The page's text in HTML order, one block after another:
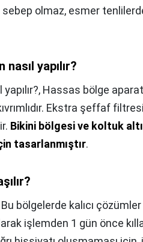
olmaz, esmer
yapılır?
Hassas bölge
Ekstra şeffaf
Bikini bölgesi ve koltuk
tasarlanmıştır.
Bu bölgelerde kalıcı
işlemden 1 gün önce